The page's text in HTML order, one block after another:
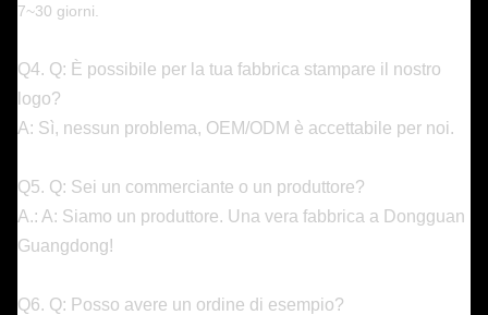
7~30 giorni.
Q4. Q: È possibile per la tua fabbrica stampare il nostro
logo?
A: Sì, nessun problema, OEM/ODM è accettabile per noi.
Q5. Q: Sei un commerciante o un produttore?
A.: A: Siamo un produttore. Una vera fabbrica a Dongguan
Guangdong!
Q6. Q: Posso avere un ordine di esempio?